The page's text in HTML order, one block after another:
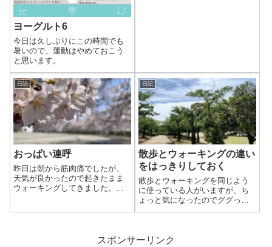
ヨーグルト6
今日は久しぶりにこの時間でも
暑いので、運動はやめておこう
と思います。
日記
おっぱい連呼
昨日は朝から筋肉痛でしたが、
天気が良かったので起きたまま
ウォーキングしてきました。暖
日記
散歩とウォーキングの違い
をはっきりしておく
散歩とウォーキングを同じよう
に使っている人がいますが、ち
ょっと気になったのでググって
みたら全く別物でした。
スポンサーリンク